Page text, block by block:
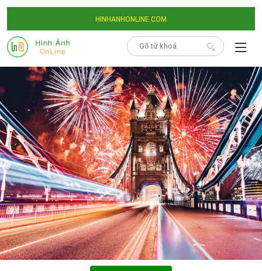
HINHANHONLINE.COM